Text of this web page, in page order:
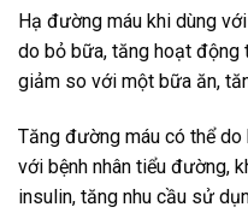
Hạ đường máu khi dùng
do bỏ bữa, tăng hoạt động
giảm so với một bữa ăn,
Tăng đường máu có thể
với bệnh nhân tiểu đường,
insulin, tăng nhu cầu sử